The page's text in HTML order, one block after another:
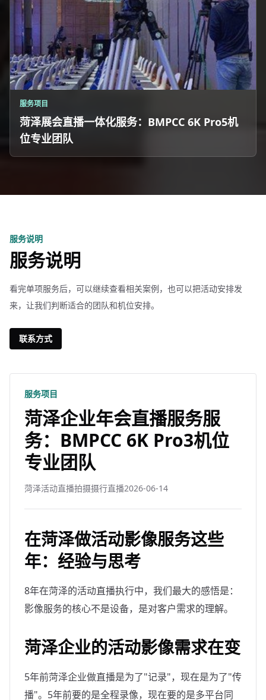
服务项目
菏泽展会直播一体化服务：BMPCC 6K Pro5机
位专业团队
服务说明
服务说明
看完单项服务后，可以继续查看相关案例，也可以把活动安排发
来，让我们判断适合的团队和机位安排。
联系方式
服务项目
菏泽企业年会直播服务服
务：BMPCC 6K Pro3机位
专业团队
菏泽活动直播拍摄摄行直播2026-06-14
在菏泽做活动影像服务这些
年：经验与思考
8年在菏泽的活动直播执行中，我们最大的感悟是：
影像服务的核心不是设备，是对客户需求的理解。
菏泽企业的活动影像需求在变
5年前菏泽企业做直播是为了"记录"，现在是为了"传
播"。5年前要的是全程录像，现在要的是多平台同